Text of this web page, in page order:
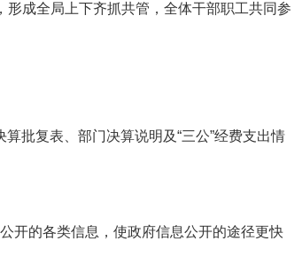
成全局上下齐抓共管，全体干部职工共同参
批复表、部门决算说明及“三公”经费支出情
开的各类信息，使政府信息公开的途径更快